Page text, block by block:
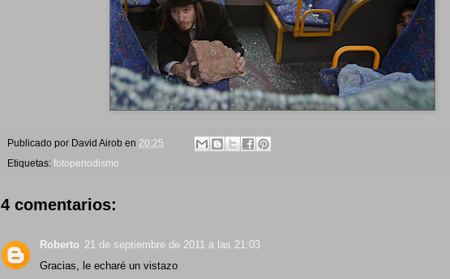
Publicado por David Airob en 20:25
Etiquetas: fotoperiodismo
4 comentarios:
Roberto 21 de septiembre de 2011 a las 21:03
Gracias, le echaré un vistazo